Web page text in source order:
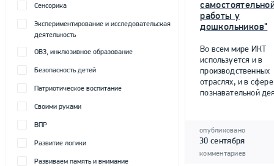
Сенсорика
Экспериментирование и исследовательская
деятельность
ОВЗ, инклюзивное образование
Безопасность детей
Патриотическое воспитание
Своими руками
ВПР
Развитие логики
Развиваем память и внимание
работы у
дошкольников"
Во всем мире ИКТ
используется и в
производственных
отраслях, и в сфере
познавательной
опубликовано
30 сентября
комментариев